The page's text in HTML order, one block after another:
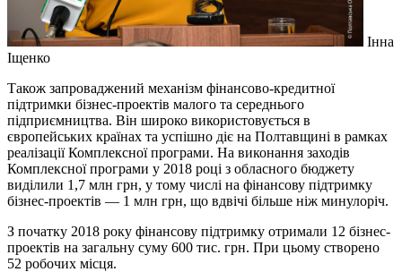
Інна
Іщенко
Також запроваджений механізм фінансово-кредитної
підтримки бізнес-проектів малого та середнього
підприємництва. Він широко використовується в
європейських країнах та успішно діє на Полтавщині в рамках
реалізації Комплексної програми. На виконання заходів
Комплексної програми у 2018 році з обласного бюджету
виділили 1,7 млн грн, у тому числі на фінансову підтримку
бізнес-проектів — 1 млн грн, що вдвічі більше ніж минулоріч.
З початку 2018 року фінансову підтримку отримали 12 бізнес-
проектів на загальну суму 600 тис. грн. При цьому створено
52 робочих місця.